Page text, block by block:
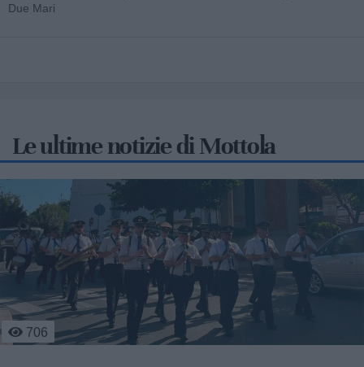
Due Mari
Le ultime notizie di Mottola
1.374